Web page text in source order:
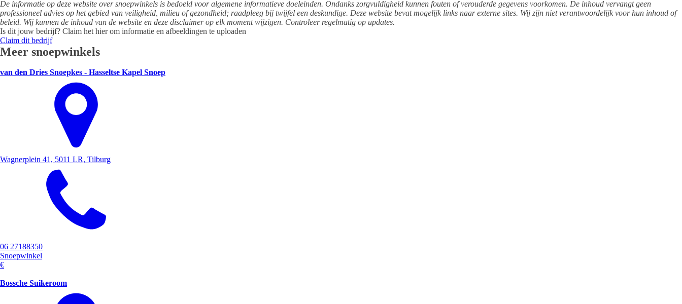
De informatie op deze website over snoepwinkels is bedoeld voor algemene informatieve doeleinden. Ondanks zorgvuldigheid kunnen fouten of verouderde gegevens voorkomen. De inhoud vervangt geen
professioneel advies op het gebied van veiligheid, milieu of gezondheid; raadpleeg bij twijfel een deskundige. Deze website bevat mogelijk links naar externe sites. Wij zijn niet verantwoordelijk voor hun inhoud of
beleid. Wij kunnen de inhoud van de website en deze disclaimer op elk moment wijzigen. Controleer regelmatig op updates.
Is dit jouw bedrijf? Claim het hier om informatie en afbeeldingen te uploaden
Claim dit bedrijf
Meer snoepwinkels
van den Dries Snoepkes - Hasseltse Kapel Snoep
Wagnerplein 41, 5011 LR, Tilburg
06 27188350
Snoepwinkel
€
Bossche Suikeroom